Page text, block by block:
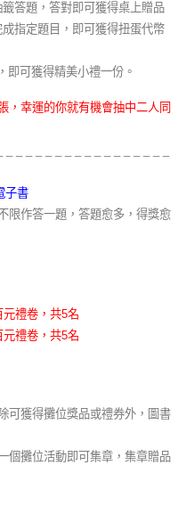
答題，答對即可獲得桌上贈品
指定題目，即可獲得扭蛋代幣
即可獲得精美小禮一份。
，幸運的你就有機會抽中二人同
子書
限作答一題，答題愈多，得獎愈
禮卷，共5名
禮卷，共5名
可獲得攤位獎品或禮券外，圖書
個攤位活動即可集章，集章贈品